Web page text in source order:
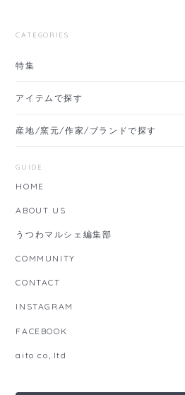
CATEGORIES
特集
アイテムで探す
産地/窯元/作家/ブランドで探す
GUIDE
HOME
ABOUT US
うつわマルシェ編集部
COMMUNITY
CONTACT
INSTAGRAM
FACEBOOK
aito co,.ltd